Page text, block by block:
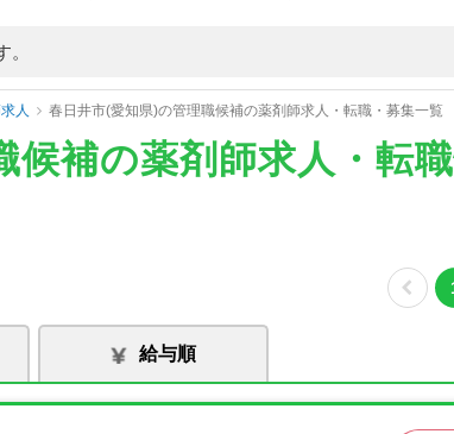
人 春日井市(愛知県)の管理職候補の薬剤師求人・転職・募集一覧
候補の薬剤師求人・転
給与順